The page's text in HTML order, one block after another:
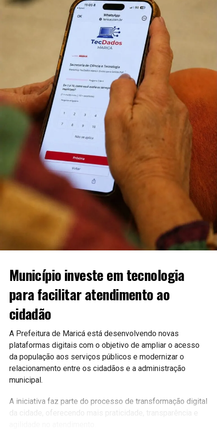
Acompanhe a cobertura completa na Maricá Web
Copa Maricá de Futevôlei, Maricá, Parque Nanci, futevôlei,
esporte de areia, Liga Nacional de Futevôlei, Secretaria de
Esportes, eventos esportivos em Maricá, Maricá Web TV,
competição de futevôlei.
Município investe em tecnologia
para facilitar atendimento ao
cidadão
A Prefeitura de Maricá está desenvolvendo novas
plataformas digitais com o objetivo de ampliar o acesso
da população aos serviços públicos e modernizar o
relacionamento entre os cidadãos e a administração
municipal.
A iniciativa faz parte do processo de transformação digital
da cidade, oferecendo mais praticidade, transparência e